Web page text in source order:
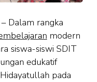
– Dalam rangka
modern
siswa-siswi SDIT
edukatif
pada